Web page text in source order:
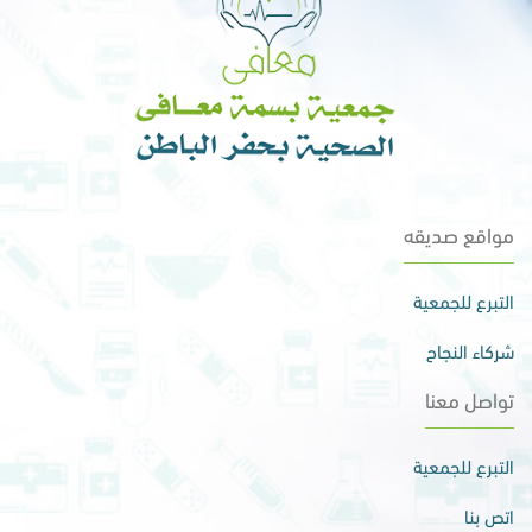
مواقع صديقه
التبرع للجمعية
شركاء النجاح
تواصل معنا
التبرع للجمعية
اتص بنا